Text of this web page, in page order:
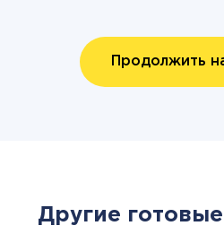
Продолжить
Другие